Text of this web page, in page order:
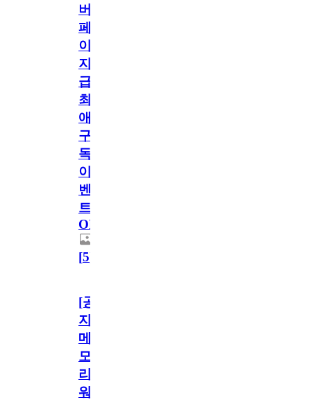
버
페
이
지
급!
최
애
구
독
이
벤
트
OPEN!
[5]
[공
지]
메
모
리
워